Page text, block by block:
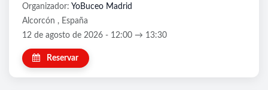
Organizador: YoBuceo Madrid
Alcorcón , España
12 de agosto de 2026 - 12:00 → 13:30
Reservar